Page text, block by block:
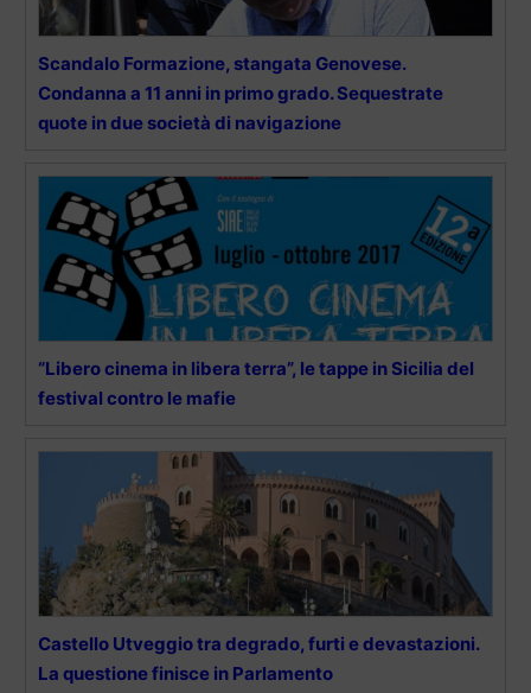
Scandalo Formazione, stangata Genovese.
Condanna a 11 anni in primo grado. Sequestrate
quote in due società di navigazione
“Libero cinema in libera terra”, le tappe in Sicilia del
festival contro le mafie
Castello Utveggio tra degrado, furti e devastazioni.
La questione finisce in Parlamento